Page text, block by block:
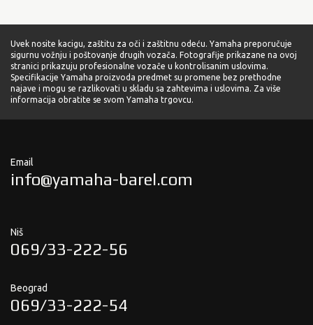
Uvek nosite kacigu, zaštitu za oči i zaštitnu odeću. Yamaha preporučuje
sigurnu vožnju i poštovanje drugih vozača. Fotografije prikazane na ovoj
stranici prikazuju profesionalne vozače u kontrolisanim uslovima.
Specifikacije Yamaha proizvoda predmet su promene bez prethodne
najave i mogu se razlikovati u skladu sa zahtevima i uslovima. Za više
informacija obratite se svom Yamaha trgovcu.
Email
info@yamaha-barel.com
Niš
069/33-222-56
Beograd
069/33-222-54